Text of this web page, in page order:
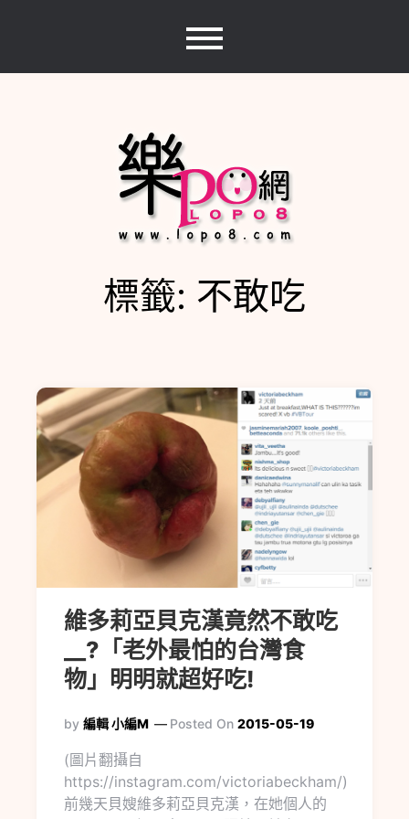
分享你的樂事，樂PO吧~
標籤: 不敢吃
維多莉亞貝克漢竟然不敢吃
__?「老外最怕的台灣食
物」明明就超好吃!
by 編輯 小編M Posted On 2015-05-19
(圖片翻攝自
https://instagram.com/victoriabeckham/)
前幾天貝嫂維多莉亞貝克漢，在她個人的